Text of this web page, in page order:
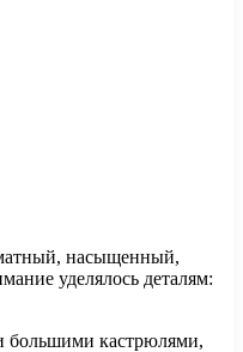
насыщенный,
уделялось деталям:
большими кастрюлями,